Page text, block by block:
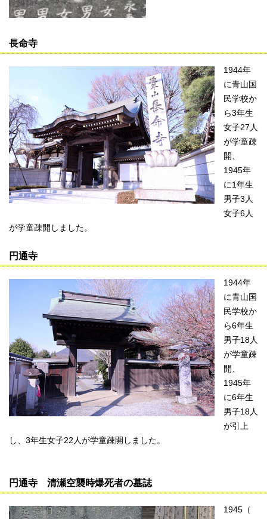
長命寺
1944年
に青山国
民学校か
ら3年生
女子27人
が学童疎
開、
1945年
に1年生
男子3人
女子6人
が学童疎開しました。
円通寺
1944年
に青山国
民学校か
ら6年生
男子18人
が学童疎
開、
1945年
に6年生
男子18人
が引上
し、3年生女子22人が学童疎開しました。
円通寺 清瀬空襲時爆死者の墓誌
1945（